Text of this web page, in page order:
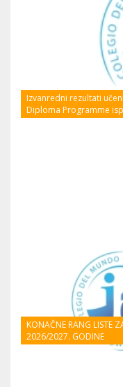
Izvanredni rezultati
Diploma Programme
KONAČNE RANG LISTE
2026/2027. GODINE